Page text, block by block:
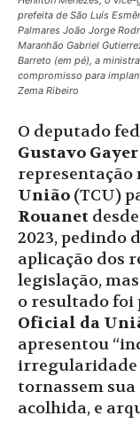
prefeita de São Luís
Palmares João Jorge
Maranhão Gabriel
Barreto (em pé), a
compromisso para
Zema Ribeiro
O deputado
Gustavo Gayer
representação
União (TCU)
Rouanet
2023, pedindo
aplicação dos
legislação,
o resultado foi
Oficial da
apresentou
irregularidade
tornassem
acolhida, e